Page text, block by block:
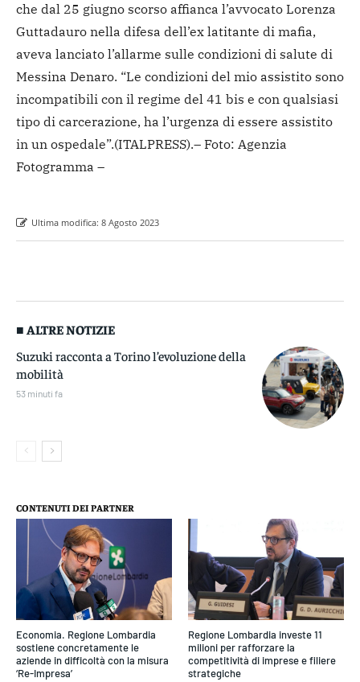
che dal 25 giugno scorso affianca l’avvocato Lorenza
Guttadauro nella difesa dell’ex latitante di mafia,
aveva lanciato l’allarme sulle condizioni di salute di
Messina Denaro. “Le condizioni del mio assistito sono
incompatibili con il regime del 41 bis e con qualsiasi
tipo di carcerazione, ha l’urgenza di essere assistito
in un ospedale”.(ITALPRESS).– Foto: Agenzia
Fotogramma –
Ultima modifica: 8 Agosto 2023
■ ALTRE NOTIZIE
Suzuki racconta a Torino l’evoluzione della
mobilità
53 minuti fa
CONTENUTI DEI PARTNER
Economia. Regione Lombardia
sostiene concretamente le
aziende in difficoltà con la misura
‘Re-Impresa’
Regione Lombardia investe 11
milioni per rafforzare la
competitività di imprese e filiere
strategiche